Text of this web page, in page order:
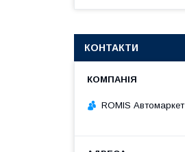
КОНТАКТИ
ROMIS Автомаркет